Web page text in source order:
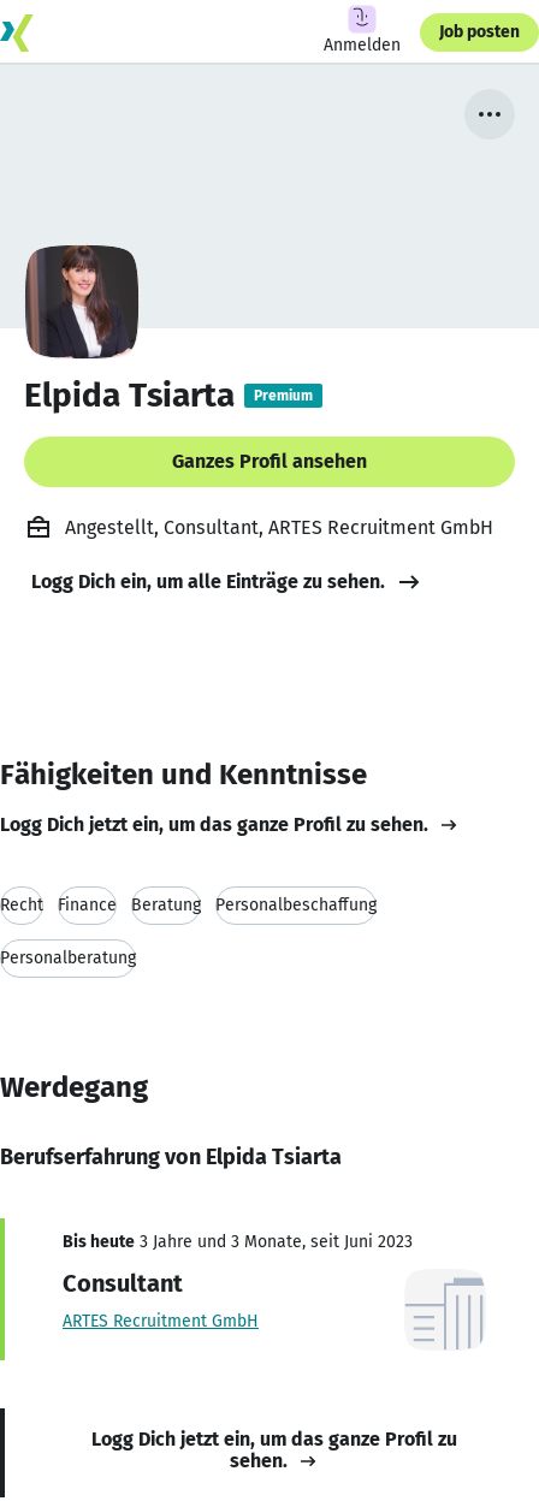
Anmelden
Job posten
Elpida Tsiarta Premium
Ganzes Profil ansehen
Angestellt, Consultant, ARTES Recruitment GmbH
Logg Dich ein, um alle Einträge zu sehen.
Fähigkeiten und Kenntnisse
Logg Dich jetzt ein, um das ganze Profil zu sehen.
Recht Finance Beratung Personalbeschaffung
Personalberatung
Werdegang
Berufserfahrung von Elpida Tsiarta
Bis heute 3 Jahre und 3 Monate, seit Juni 2023
Consultant
ARTES Recruitment GmbH
Logg Dich jetzt ein, um das ganze Profil zu
sehen.